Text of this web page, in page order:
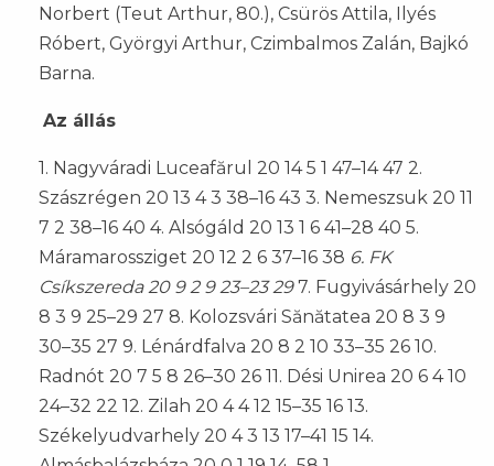
Norbert (Teut Arthur, 80.), Csürös Attila, Ilyés
Róbert, Györgyi Arthur, Czimbalmos Zalán, Bajkó
Barna.
Az állás
1. Nagyváradi Luceafărul 20 14 5 1 47–14 47 2.
Szászrégen 20 13 4 3 38–16 43 3. Nemeszsuk 20 11
7 2 38–16 40 4. Alsógáld 20 13 1 6 41–28 40 5.
Máramarossziget 20 12 2 6 37–16 38 6. FK
Csíkszereda 20 9 2 9 23–23 297. Fugyivásárhely 20
8 3 9 25–29 27 8. Kolozsvári Sănătatea 20 8 3 9
30–35 27 9. Lénárdfalva 20 8 2 10 33–35 26 10.
Radnót 20 7 5 8 26–30 26 11. Dési Unirea 20 6 4 10
24–32 22 12. Zilah 20 4 4 12 15–35 16 13.
Székelyudvarhely 20 4 3 13 17–41 15 14.